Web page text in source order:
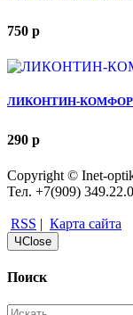
750 p
ЛИКОНТИН-
290 p
Copyright © Inet-
Тел. +7(909)
RSS | Карта сайта
ЧClose
Поиск